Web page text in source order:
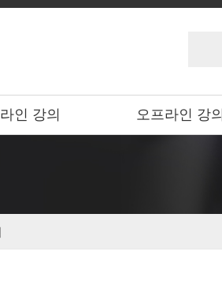
인 강의 오프라인 강의